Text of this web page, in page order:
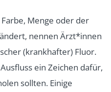
Menge oder der
nennen Ärzt*innen
(krankhafter) Fluor.
ein Zeichen dafür,
sollten. Einige